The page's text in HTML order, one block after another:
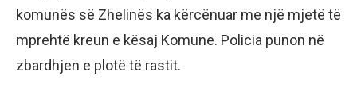
komunës së Zhelinës ka kërcënuar me një mjetë të
mprehtë kreun e kësaj Komune. Policia punon në
zbardhjen e plotë të rastit.